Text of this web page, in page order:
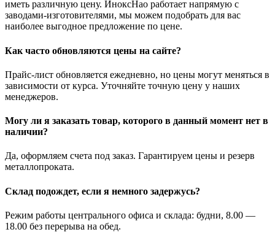
иметь различную цену. ИноксНао работает напрямую с
заводами-изготовителями, мы можем подобрать для вас
наиболее выгодное предложение по цене.
Как часто обновляются цены на сайте?
Прайс-лист обновляется ежедневно, но цены могут меняться в
зависимости от курса. Уточняйте точную цену у наших
менеджеров.
Могу ли я заказать товар, которого в данный момент нет в
наличии?
Да, оформляем счета под заказ. Гарантируем цены и резерв
металлопроката.
Склад подождет, если я немного задержусь?
Режим работы центрального офиса и склада: будни, 8.00 —
18.00 без перерыва на обед.